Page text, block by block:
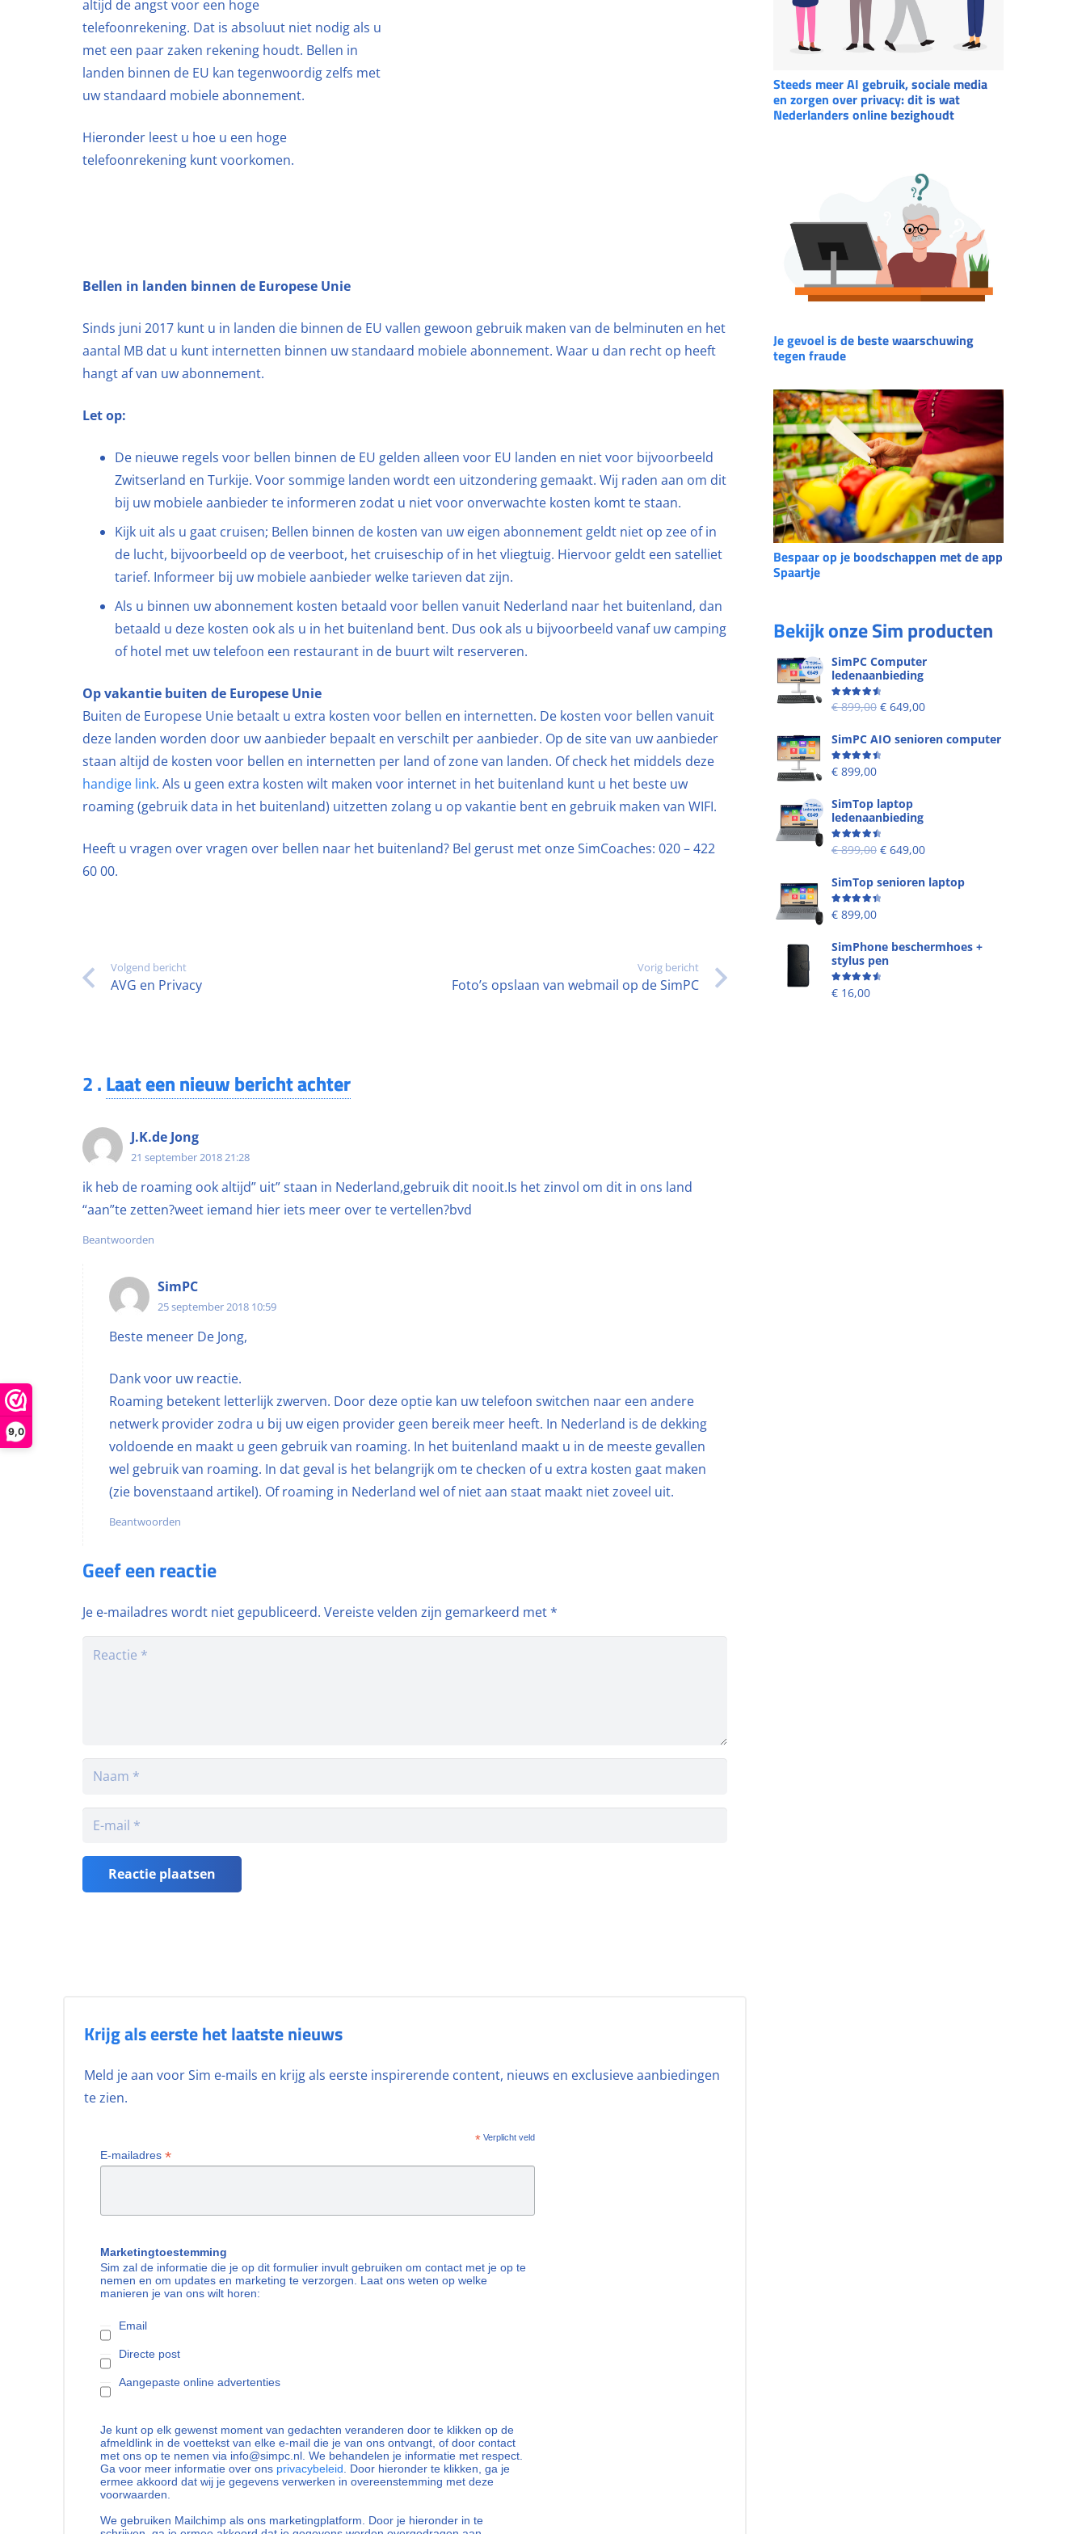
9,0
altijd de angst voor een hoge
telefoonrekening. Dat is absoluut niet nodig als u
met een paar zaken rekening houdt. Bellen in
landen binnen de EU kan tegenwoordig zelfs met
uw standaard mobiele abonnement.
Hieronder leest u hoe u een hoge
telefoonrekening kunt voorkomen.
Bellen in landen binnen de Europese Unie
Sinds juni 2017 kunt u in landen die binnen de EU vallen gewoon gebruik maken van de belminuten en het
aantal MB dat u kunt internetten binnen uw standaard mobiele abonnement. Waar u dan recht op heeft
hangt af van uw abonnement.
Let op:
De nieuwe regels voor bellen binnen de EU gelden alleen voor EU landen en niet voor bijvoorbeeld
Zwitserland en Turkije. Voor sommige landen wordt een uitzondering gemaakt. Wij raden aan om dit
bij uw mobiele aanbieder te informeren zodat u niet voor onverwachte kosten komt te staan.
Kijk uit als u gaat cruisen; Bellen binnen de kosten van uw eigen abonnement geldt niet op zee of in
de lucht, bijvoorbeeld op de veerboot, het cruiseschip of in het vliegtuig. Hiervoor geldt een satelliet
tarief. Informeer bij uw mobiele aanbieder welke tarieven dat zijn.
Als u binnen uw abonnement kosten betaald voor bellen vanuit Nederland naar het buitenland, dan
betaald u deze kosten ook als u in het buitenland bent. Dus ook als u bijvoorbeeld vanaf uw camping
of hotel met uw telefoon een restaurant in de buurt wilt reserveren.
Op vakantie buiten de Europese Unie
Buiten de Europese Unie betaalt u extra kosten voor bellen en internetten. De kosten voor bellen vanuit
deze landen worden door uw aanbieder bepaalt en verschilt per aanbieder. Op de site van uw aanbieder
staan altijd de kosten voor bellen en internetten per land of zone van landen. Of check het middels deze
handige link. Als u geen extra kosten wilt maken voor internet in het buitenland kunt u het beste uw
roaming (gebruik data in het buitenland) uitzetten zolang u op vakantie bent en gebruik maken van WIFI.
Heeft u vragen over vragen over bellen naar het buitenland? Bel gerust met onze SimCoaches: 020 – 422
60 00.
Volgend bericht
AVG en Privacy
Vorig bericht
Foto’s opslaan van webmail op de SimPC
2.Laat een nieuw bericht achter
J.K.de Jong
21 september 2018 21:28
ik heb de roaming ook altijd” uit” staan in Nederland,gebruik dit nooit.Is het zinvol om dit in ons land
“aan”te zetten?weet iemand hier iets meer over te vertellen?bvd
Beantwoorden
SimPC
25 september 2018 10:59
Beste meneer De Jong,
Dank voor uw reactie.
Roaming betekent letterlijk zwerven. Door deze optie kan uw telefoon switchen naar een andere
netwerk provider zodra u bij uw eigen provider geen bereik meer heeft. In Nederland is de dekking
voldoende en maakt u geen gebruik van roaming. In het buitenland maakt u in de meeste gevallen
wel gebruik van roaming. In dat geval is het belangrijk om te checken of u extra kosten gaat maken
(zie bovenstaand artikel). Of roaming in Nederland wel of niet aan staat maakt niet zoveel uit.
Beantwoorden
Geef een reactie
Je e-mailadres wordt niet gepubliceerd. Vereiste velden zijn gemarkeerd met*
Reactie plaatsen
Krijg als eerste het laatste nieuws
Meld je aan voor Sim e-mails en krijg als eerste inspirerende content, nieuws en exclusieve aanbiedingen
te zien.
*Verplicht veld
E-mailadres *
Marketingtoestemming
Sim zal de informatie die je op dit formulier invult gebruiken om contact met je op te
nemen en om updates en marketing te verzorgen. Laat ons weten op welke
manieren je van ons wilt horen:
Email
Directe post
Aangepaste online advertenties
Je kunt op elk gewenst moment van gedachten veranderen door te klikken op de
afmeldlink in de voettekst van elke e-mail die je van ons ontvangt, of door contact
met ons op te nemen via info@simpc.nl. We behandelen je informatie met respect.
Ga voor meer informatie over ons privacybeleid . Door hieronder te klikken, ga je
ermee akkoord dat wij je gegevens verwerken in overeenstemming met deze
voorwaarden.
We gebruiken Mailchimp als ons marketingplatform. Door je hieronder in te
Steeds meer AI gebruik, sociale media
en zorgen over privacy: dit is wat
Nederlanders online bezighoudt
Je gevoel is de beste waarschuwing
tegen fraude
Bespaar op je boodschappen met de app
Spaartje
Bekijk onze Sim producten
SimPC Computer
ledenaanbieding
Beoordeling 4.60uit 5
€899,00 € 649,00
SimPC AIO senioren computer
Beoordeling
€ 899,00
SimTop laptop
ledenaanbieding
Beoordeling 4.53uit 5
€899,00 € 649,00
SimTop senioren laptop
Beoordeling
€ 899,00
SimPhone beschermhoes +
stylus pen
Beoordeling
€ 16,00